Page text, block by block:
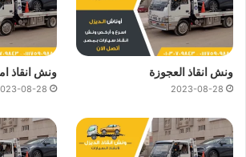
ونش انقاذ العجوزة
2023-08-28
ونش انقاذ
08-28